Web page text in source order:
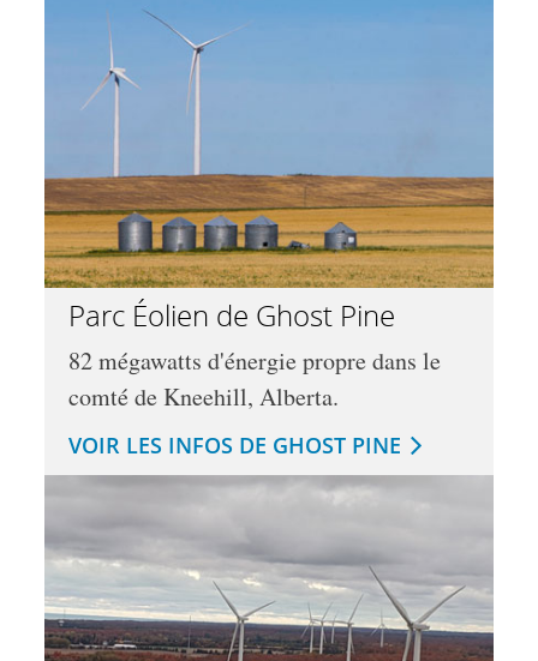
Parc Éolien de Ghost Pine
82 mégawatts d'énergie propre dans le
comté de Kneehill, Alberta.
VOIR LES INFOS DE GHOST PINE